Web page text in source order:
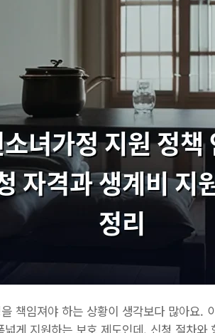
책임져야 하는 상황이 생각보다 많아요.
게 지원하는 보호 제도인데, 신청 절차와